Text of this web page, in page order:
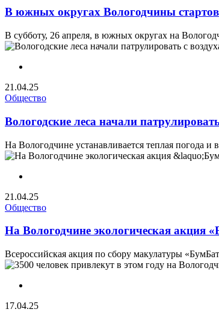
В южных округах Вологодчины
В субботу, 26 апреля, в южных округах на
21.04.25
Общество
Вологодские леса начали
На Вологодчине устанавливается теплая погода
21.04.25
Общество
На Вологодчине экологическая акция
Всероссийская акция по сбору макулатуры
17.04.25